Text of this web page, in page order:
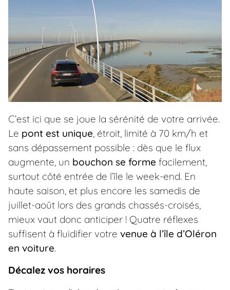
C’est ici que se joue la sérénité de votre arrivée.
Le pont est unique, étroit, limité à 70 km/h et
sans dépassement possible : dès que le flux
augmente, un bouchon se forme facilement,
surtout côté entrée de l’île le week-end. En
haute saison, et plus encore les samedis de
juillet-août lors des grands chassés-croisés,
mieux vaut donc anticiper ! Quatre réflexes
suffisent à fluidifier votre venue à l’île d’Oléron
en voiture.
Décalez vos horaires